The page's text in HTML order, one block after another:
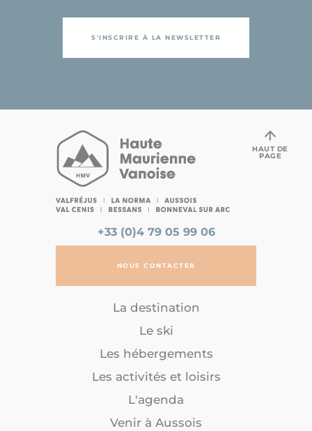
S'INSCRIRE À LA NEWSLETTER
+33 (0)4 79 05 99 06
NOUS CONTACTER
La destination
Le ski
Les hébergements
Les activités et loisirs
L'agenda
Venir à Aussois
HAUT DE
PAGE